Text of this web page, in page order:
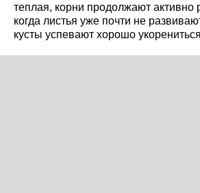
теплая, корни продолжают активно
когда листья уже почти не
кусты успевают хорошо